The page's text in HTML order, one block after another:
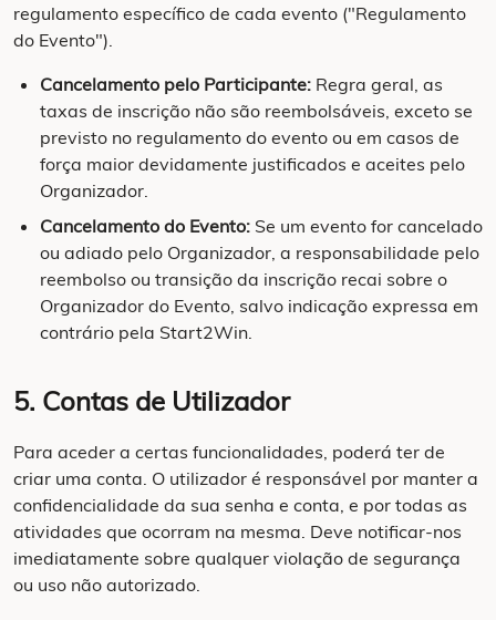
regulamento específico de cada evento ("Regulamento
do Evento").
Cancelamento pelo Participante: Regra geral, as
taxas de inscrição não são reembolsáveis, exceto se
previsto no regulamento do evento ou em casos de
força maior devidamente justificados e aceites pelo
Organizador.
Cancelamento do Evento: Se um evento for cancelado
ou adiado pelo Organizador, a responsabilidade pelo
reembolso ou transição da inscrição recai sobre o
Organizador do Evento, salvo indicação expressa em
contrário pela Start2Win.
5. Contas de Utilizador
Para aceder a certas funcionalidades, poderá ter de
criar uma conta. O utilizador é responsável por manter a
confidencialidade da sua senha e conta, e por todas as
atividades que ocorram na mesma. Deve notificar-nos
imediatamente sobre qualquer violação de segurança
ou uso não autorizado.